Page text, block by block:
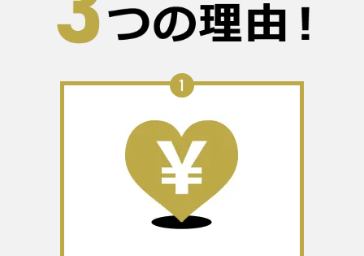
Liquid Retinaディスプレイ
MDHA4J/A
円
81.18
128GB 2024年秋モデル
80,500
iPad Pro 11インチ Wi-Fi
256GB 2025年秋モデル
iPad Pro 11インチ Wi-Fi